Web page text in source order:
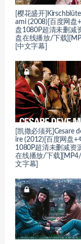
[樱花盛开
ami (2008)[百度网盘
盘1080P超清未删减
盘在线播放/下载
[中文字幕]
[凯撒必须死]Cesare
ire (2012)[百度网盘+
1080P超清未删减资
在线播放/下载][MP4/
文字幕]